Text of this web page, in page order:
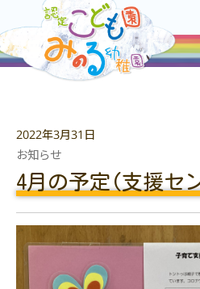
2022年3月31日
お知らせ
4月の予定(支援セ